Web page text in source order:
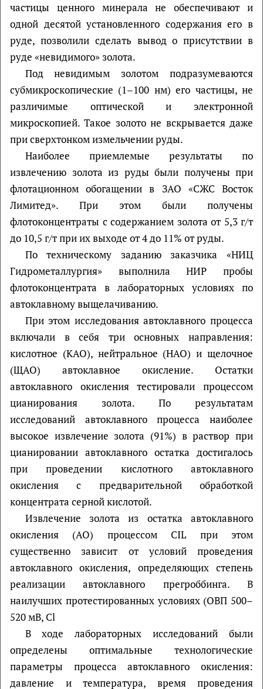
частицы ценного минерала не обеспечивают и
одной десятой установленного содержания его в
руде, позволили сделать вывод о присутствии в
руде «невидимого» золота.
Под невидимым золотом подразумеваются
субмикроскопические (1–100 нм) его частицы, не
различимые оптической и электронной
микроскопией. Такое золото не вскрывается даже
при сверхтонком измельчении руды.
Наиболее приемлемые результаты по
извлечению золота из руды были получены при
флотационном обогащении в ЗАО «СЖС Восток
Лимитед». При этом были получены
флотоконцентраты с содержанием золота от 5,3 г/т
до 10,5 г/т при их выходе от 4 до 11% от руды.
По техническому заданию заказчика «НИЦ
Гидрометаллургия» выполнила НИР пробы
флотоконцентрата в лабораторных условиях по
автоклавному выщелачиванию.
При этом исследования автоклавного процесса
включали в себя три основных направления:
кислотное (КАО), нейтральное (НАО) и щелочное
(ЩАО) автоклавное окисление. Остатки
автоклавного окисления тестировали процессом
цианирования золота. По результатам
исследований автоклавного процесса наиболее
высокое извлечение золота (91%) в раствор при
цианировании автоклавного остатка достигалось
при проведении кислотного автоклавного
окисления с предварительной обработкой
концентрата серной кислотой.
Извлечение золота из остатка автоклавного
окисления (АО) процессом CIL при этом
существенно зависит от условий проведения
автоклавного окисления, определяющих степень
реализации автоклавного прегроббинга. В
наилучших протестированных условиях (ОВП 500–
520 мВ, Cl
В ходе лабораторных исследований были
определены оптимальные технологические
параметры процесса автоклавного окисления:
давление и температура, время проведения